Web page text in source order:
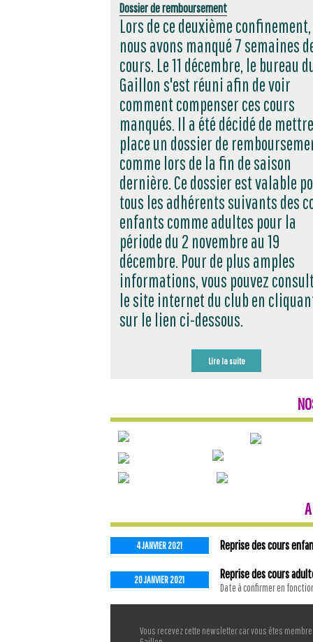
Dossier de remboursement
Lors de ce deuxième confinement,
nous avons manqué 7 semaines
cours. Le 11 décembre, le bureau
Gaillon s'est réuni afin de voir
comment compenser ces cours
manqués. Il a été décidé de
place un dossier de
comme lors de la fin de saison
dernière. Ce dossier est valable
tous les adhérents suivants des
enfants comme adultes pour la
période du 2 novembre au 19
décembre. Pour de plus amples
informations, vous pouvez
le site internet du club en
sur le lien ci-dessous.
Lire la suite
4 JANVIER 2021 Reprise des cours
20 JANVIER 2021 Reprise des cours
Date à confirmer en
Vous recevez cette newsletter car vous êtes membre